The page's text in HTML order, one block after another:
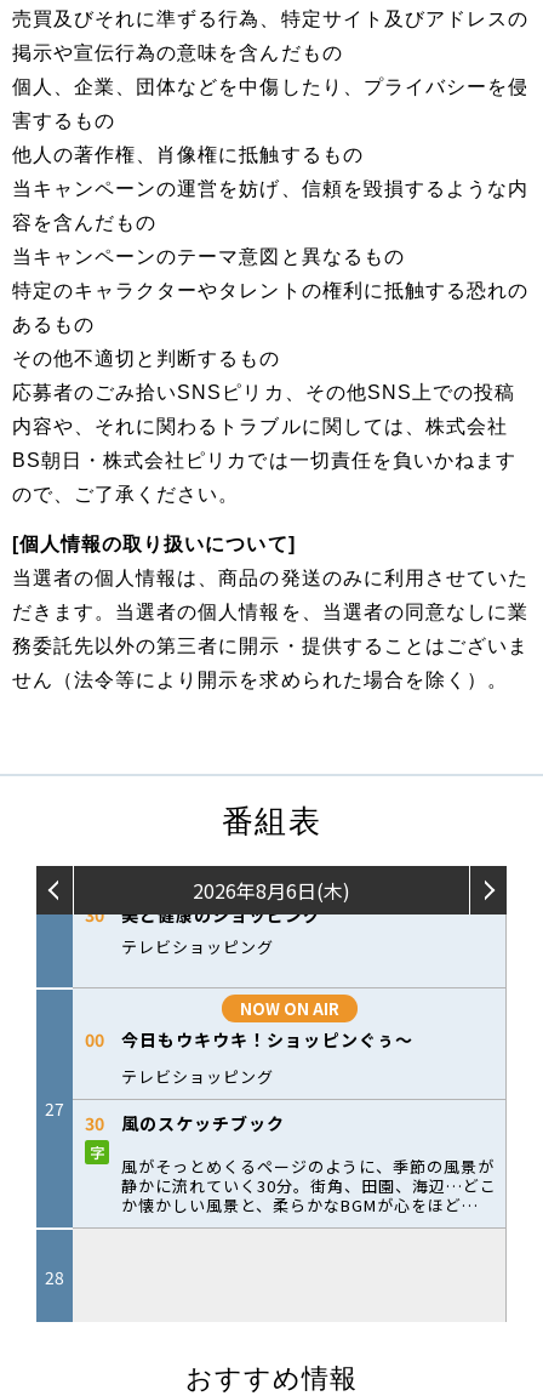
売買及びそれに準ずる行為、特定サイト及びアドレスの
掲示や宣伝行為の意味を含んだもの
個人、企業、団体などを中傷したり、プライバシーを侵
害するもの
他人の著作権、肖像権に抵触するもの
当キャンペーンの運営を妨げ、信頼を毀損するような内
容を含んだもの
当キャンペーンのテーマ意図と異なるもの
特定のキャラクターやタレントの権利に抵触する恐れの
あるもの
その他不適切と判断するもの
応募者のごみ拾いSNSピリカ、その他SNS上での投稿
内容や、それに関わるトラブルに関しては、株式会社
BS朝日・株式会社ピリカでは一切責任を負いかねます
ので、ご了承ください。
[個人情報の取り扱いについて]
当選者の個人情報は、商品の発送のみに利用させていた
だきます。当選者の個人情報を、当選者の同意なしに業
務委託先以外の第三者に開示・提供することはございま
せん（法令等により開示を求められた場合を除く）。
番組表
おすすめ情報